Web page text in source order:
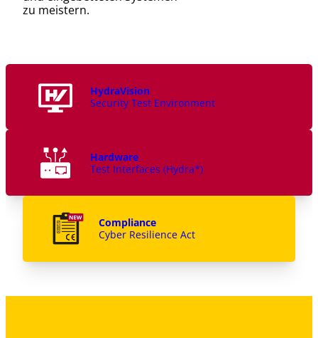
zu meistern.
HydraVision
Security Test Environment
Hardware
Test Interfaces (Hydra*)
Compliance
Cyber Resilience Act